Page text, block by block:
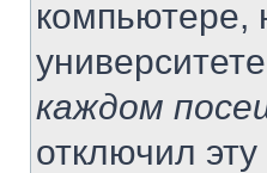
компьютере,
каждом
отключил